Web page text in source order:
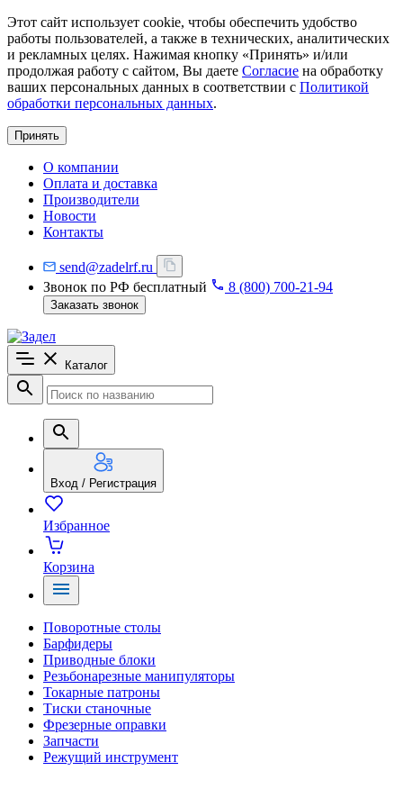
Этот сайт использует cookie, чтобы обеспечить удобство
работы пользователей, а также в технических, аналитических
и рекламных целях. Нажимая кнопку «Принять» и/или
продолжая работу с сайтом, Вы даете Согласие на обработку
ваших персональных данных в соответствии с Политикой
обработки персональных данных.
Принять
О компании
Оплата и доставка
Производители
Новости
Контакты
send@zadelrf.ru
Звонок по РФ бесплатный
8 (800) 700-21-94
Заказать звонок
Каталог
Вход / Регистрация
Избранное
Корзина
Поворотные столы
Барфидеры
Приводные блоки
Резьбонарезные манипуляторы
Токарные патроны
Тиски станочные
Фрезерные оправки
Запчасти
Режущий инструмент